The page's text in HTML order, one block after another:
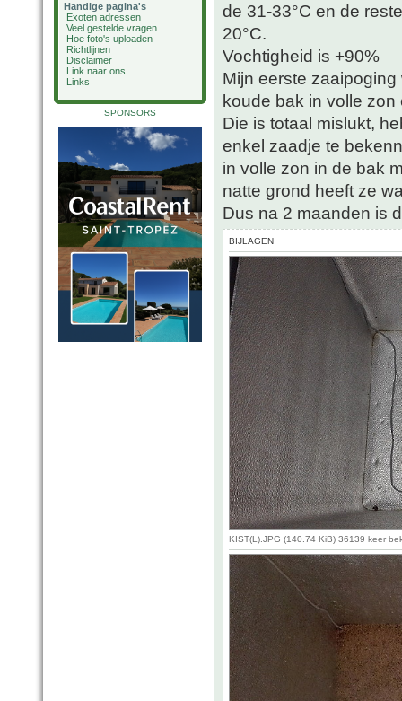
Handige pagina's
Exoten adressen
Veel gestelde vragen
Hoe foto's uploaden
Richtlijnen
Disclaimer
Link naar ons
Links
SPONSORS
de 31-33°C en de
20°C.
Vochtigheid is +90%
Mijn eerste
koude bak in volle zon
Die is totaal mislukt,
enkel zaadje te
in volle zon in de bak
natte grond heeft ze
Dus na 2 maanden is
BIJLAGEN
KIST(L).JPG (140.74 KiB) 36139 keer